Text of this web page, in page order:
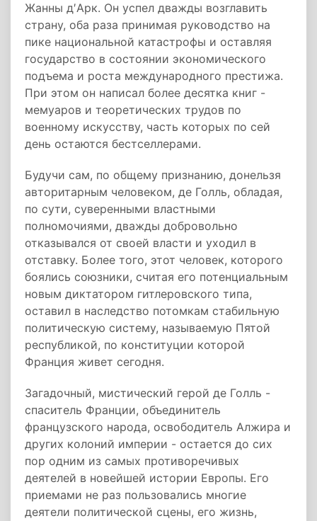
Жанны д′Арк. Он успел дважды возглавить
страну, оба раза принимая руководство на
пике национальной катастрофы и оставляя
государство в состоянии экономического
подъема и роста международного престижа.
При этом он написал более десятка книг -
мемуаров и теоретических трудов по
военному искусству, часть которых по сей
день остаются бестселлерами.
Будучи сам, по общему признанию, донельзя
авторитарным человеком, де Голль, обладая,
по сути, суверенными властными
полномочиями, дважды добровольно
отказывался от своей власти и уходил в
отставку. Более того, этот человек, которого
боялись союзники, считая его потенциальным
новым диктатором гитлеровского типа,
оставил в наследство потомкам стабильную
политическую систему, называемую Пятой
республикой, по конституции которой
Франция живет сегодня.
Загадочный, мистический герой де Голль -
спаситель Франции, объединитель
французского народа, освободитель Алжира и
других колоний империи - остается до сих
пор одним из самых противоречивых
деятелей в новейшей истории Европы. Его
приемами не раз пользовались многие
деятели политической сцены, его жизнь,